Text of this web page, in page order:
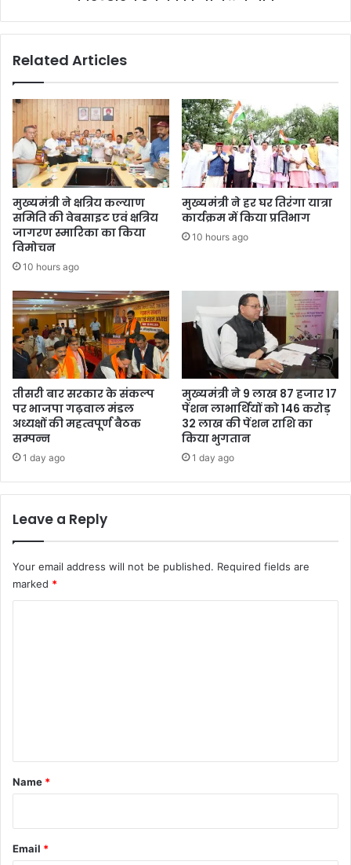
Related Articles
मुख्यमंत्री ने क्षत्रिय कल्याण
समिति की वेबसाइट एवं क्षत्रिय
जागरण स्मारिका का किया
विमोचन
10 hours ago
मुख्यमंत्री ने हर घर तिरंगा यात्रा
कार्यक्रम में किया प्रतिभाग
10 hours ago
तीसरी बार सरकार के संकल्प
पर भाजपा गढ़वाल मंडल
अध्यक्षों की महत्वपूर्ण बैठक
सम्पन्न
1 day ago
मुख्यमंत्री ने 9 लाख 87 हजार 17
पेंशन लाभार्थियों को 146 करोड़
32 लाख की पेंशन राशि का
किया भुगतान
1 day ago
Leave a Reply
Your email address will not be published. Required fields are
marked *
*
Name *
Email *